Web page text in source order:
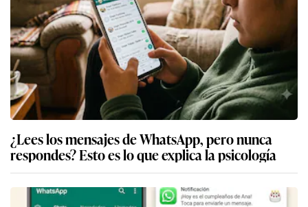
¿Lees los mensajes de WhatsApp, pero nunca
respondes? Esto es lo que explica la psicología